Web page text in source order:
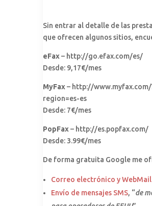
Sin entrar al detalle de las
que ofrecen algunos sitios,
eFax– http://go.efax.com/es/
Desde: 9,17€/mes
MyFax– http://www.myfax.com/
region=es-es
Desde: 7€/mes
PopFax– http://es.popfax.com/
Desde: 3.99€/mes
De forma gratuita Google me
Correo electrónico y WebMail
Envío de mensajes SMS, “de